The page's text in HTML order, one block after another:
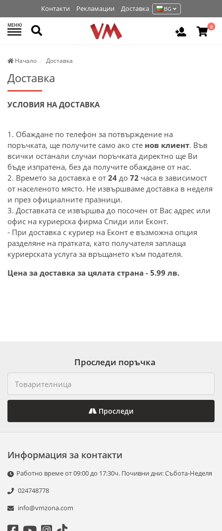
Контакти Рекламации Доставка BG
МЕНЮ Търси Вход /0
Начало Доставка
Доставка
УСЛОВИЯ НА ДОСТАВКА
1. Обаждане по телефон за потвърждение на
поръчката, ще получите само ако сте нов клиент. Във
всички останали случаи поръчката директно ще Ви
бъде изпратена, без да получите обаждане от нас.
2. Времето за доставка е от 24 до 72 часа в зависимост
от населеното място. Не извършваме доставка в неделя
и през официалните празници.
3. Доставката се извършва до посочен от Вас адрес или
офис на куриерска фирма Спиди или Еконт.
- При доставка с куриер на Еконт е възможна опция
разделяне на пратката, като получателя заплаща
куриерската услуга за връщането към подателя.
Цена за доставка за цялата страна - 5.99 лв.
Проследи поръчка
Проследи
Информация за контакти
Работно време от 09:00 до 17:30ч. Почивни дни: Събота-Неделя
024748778
info@vmzona.com